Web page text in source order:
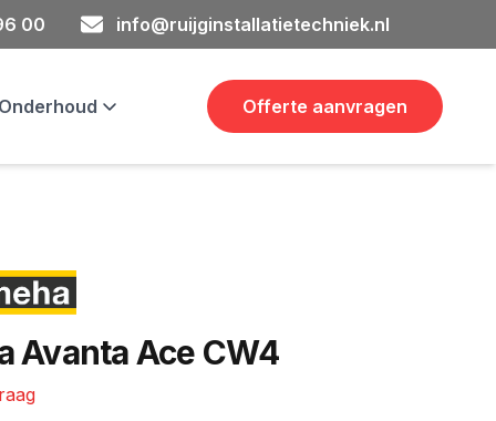
00 info@ruijginstallatietechniek.nl
Offerte aanvragen
Avanta Ace CW4